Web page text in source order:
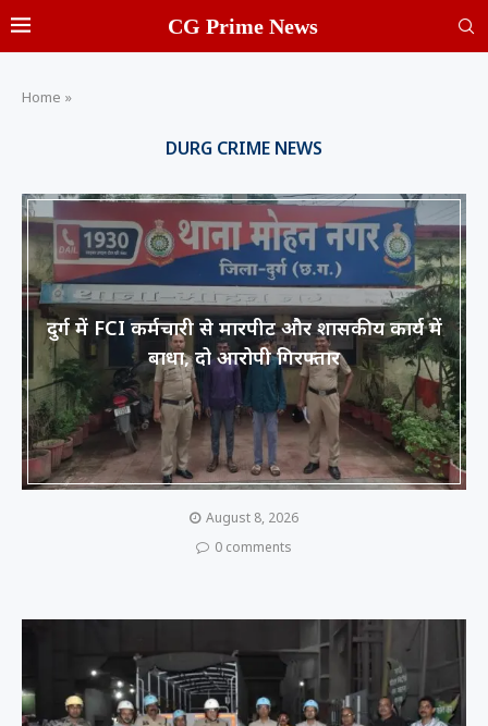
CG Prime News
Home »
DURG CRIME NEWS
दुर्ग में FCI कर्मचारी से मारपीट और शासकीय कार्य में
बाधा, दो आरोपी गिरफ्तार
August 8, 2026
0 comments